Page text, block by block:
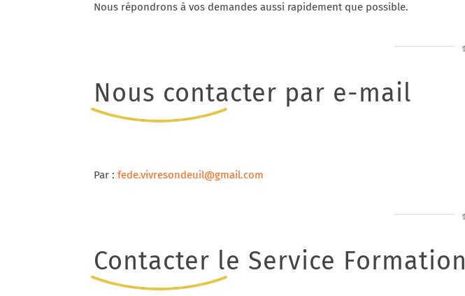
Nous répondrons à vos demandes aussi rapidement que possible.
Nous contacter par e-mail
Par :fede.vivresondeuil@gmail.com
Contacter le Service Formation